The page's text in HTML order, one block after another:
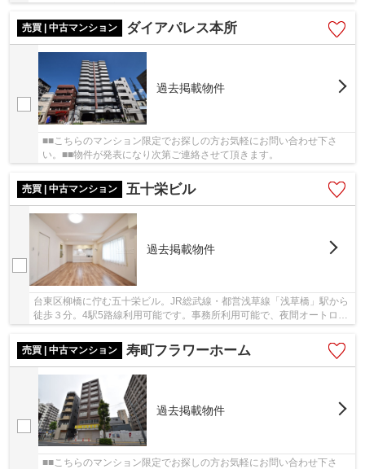
用可能で利便性に富んだ立地です。周辺には買...
売買 | 中古マンション
ダイアパレス本所
過去掲載物件
■■こちらのマンション限定でお探しの方お気軽にお問い合わせ下さ
い。■■物件が発表になり次第ご連絡させて頂きます。
売買 | 中古マンション 五十栄ビル
過去掲載物件
台東区柳橋に佇む五十栄ビル。JR総武線・都営浅草線「浅草橋」駅から
徒歩３分。4駅5路線利用可能です。事務所利用可能で、夜間オートロッ
売買 | 中古マンション
寿町フラワーホーム
過去掲載物件
■■こちらのマンション限定でお探しの方お気軽にお問い合わせ下さ